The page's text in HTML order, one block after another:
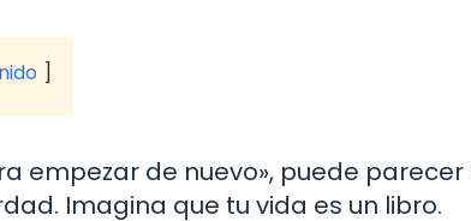
empezar de nuevo», puede parecer
Imagina que tu vida es un libro.